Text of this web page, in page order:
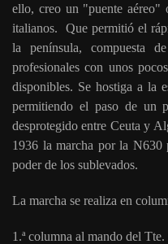
ello, creo un "puente aéreo"
italianos. Que permitió el
la península, compuesta
profesionales con unos
disponibles. Se hostiga a la
permitiendo el paso de un
desprotegido entre Ceuta y
1936 la marcha por la N630
poder de los sublevados.
La marcha se realiza en
1.ª columna al mando del